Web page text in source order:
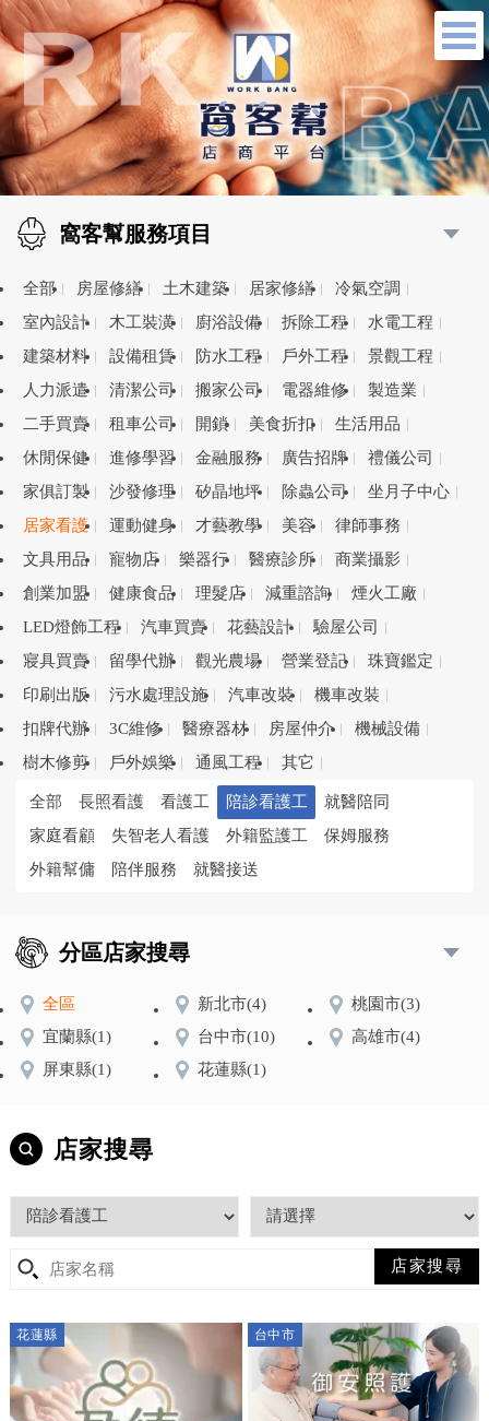
窩客幫服務項目
全部 房屋修繕 土木建築 居家修繕
冷氣空調
室內設計
木工裝潢 廚浴設備 拆除工程
水電工程
建築材料
設備租賃 防水工程 戶外工程
景觀工程
人力派遣
清潔公司 搬家公司 電器維修
製造業
二手買賣
租車公司 開鎖 美食折扣
生活用品
休閒保健
進修學習 金融服務 廣告招牌
禮儀公司
家俱訂製
沙發修理 矽晶地坪 除蟲公司
坐月子中心
居家看護
運動健身 才藝教學 美容
律師事務
文具用品
寵物店 樂器行 醫療診所
商業攝影
創業加盟
健康食品 理髮店 減重諮詢
煙火工廠
LED燈飾工程
汽車買賣 花藝設計
驗屋公司
寢具買賣
留學代辦 觀光農場 營業登記
珠寶鑑定
印刷出版
污水處理設施 汽車改裝
機車改裝
扣牌代辦
3C維修 醫療器材 房屋仲介
機械設備
樹木修剪
戶外娛樂 通風工程 其它
全部 長照看護 看護工 陪診看護工
就醫陪同
家庭看顧
失智老人看護 外籍監護工
保姆服務
外籍幫傭
陪伴服務 就醫接送
分區店家搜尋
全區 新北市(4) 桃園市(3)
宜蘭縣(1) 台中市(10) 高雄市(4)
屏東縣(1) 花蓮縣(1)
店家搜尋
花蓮縣 台中市